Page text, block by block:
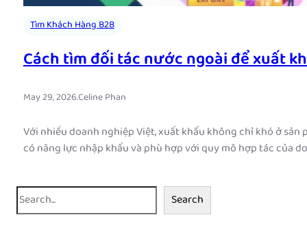
Tìm Khách Hàng B2B
Cách tìm đối tác nước ngoài để xuất
May 29, 2026.Celine Phan
Với nhiều doanh nghiệp Việt, xuất khẩu không chỉ khó ở
có năng lực nhập khẩu và phù hợp với quy mô hợp tác của
S
e
Search